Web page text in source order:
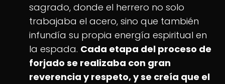
sagrado, donde el herrero no solo
trabajaba el acero, sino que también
infundía su propia energía espiritual en
la espada. Cada etapa del proceso de
forjado se realizaba con gran
reverencia y respeto, y se creía que el